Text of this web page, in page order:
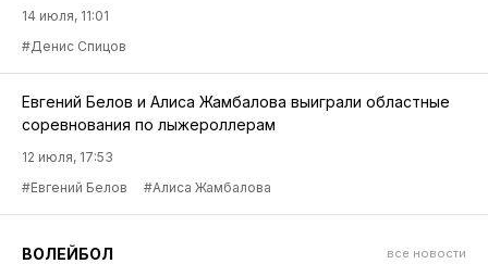
14 июля, 11:01
#Денис Спицов
Евгений Белов и Алиса Жамбалова выиграли областные
соревнования по лыжероллерам
12 июля, 17:53
#Евгений Белов
#Алиса Жамбалова
ВОЛЕЙБОЛ все новости